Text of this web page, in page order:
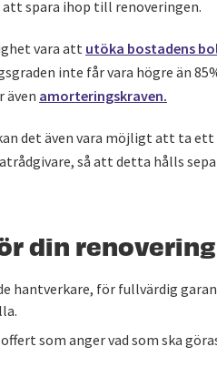
spara ihop till renoveringen.
vara att utöka bostadens
inte får vara högre än
även amorteringskraven.
det även vara möjligt att ta
så att detta hålls
din renovering
hantverkare, för fullvärdig
som anger vad som ska